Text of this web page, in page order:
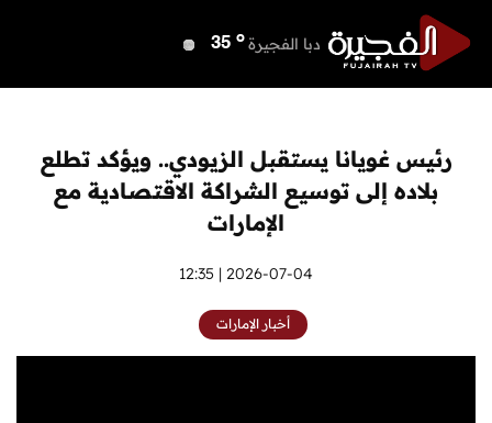
دبا الفجيرة 35 o
أم القيوين 37 o
راس الخيمة o
الفجيرة 34 o
رئيس غويانا يستقبل الزيودي.. ويؤكد تطلع
بلاده إلى توسيع الشراكة الاقتصادية مع
الإمارات
2026-07-04 | 12:35
أخبار الإمارات